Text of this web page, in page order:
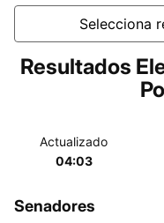
Selecciona
Resultados
Actualizado
04:03
Senadores